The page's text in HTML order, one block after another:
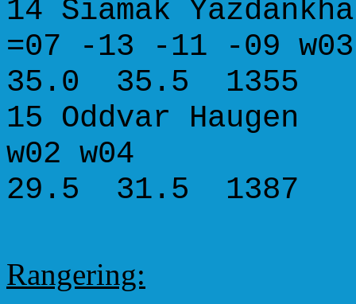
14 Siamak
=07 -13 -11 -09
35.0 35.5 1355
15 Oddvar
w02
29.5 31.5 1387
Rangering: